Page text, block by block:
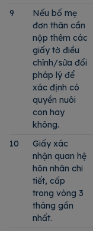
9
Nếu bố mẹ
đơn thân cần
nộp thêm các
giấy tờ điều
chỉnh/sửa đổi
pháp lý để
xác định có
quyền nuôi
con hay
không.
10
Giấy xác
nhận quan hệ
hôn nhân chi
tiết, cấp
trong vòng 3
tháng gần
nhất.